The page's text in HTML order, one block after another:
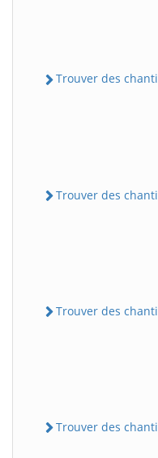
Trouver des
Trouver des
Trouver des
Trouver des